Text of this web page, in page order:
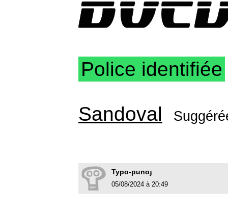
Police identifiée
Sandoval
Typo-punoɟ
05/08/2024 à 20:49